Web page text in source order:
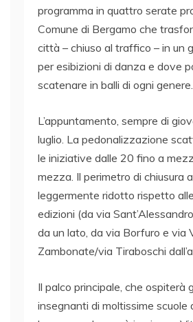
programma in quattro serate
Comune di Bergamo che
città – chiuso al traffico – in un
per esibizioni di danza e dove
scatenare in balli di ogni genere.
L’appuntamento, sempre di
luglio. La pedonalizzazione
le iniziative dalle 20 fino a
mezza. Il perimetro di chiusura
leggermente ridotto rispetto
edizioni (da via
da un lato, da via Borfuro e via
Zambonate/via Tiraboschi
Il palco principale, che ospiterà
insegnanti di moltissime scuole